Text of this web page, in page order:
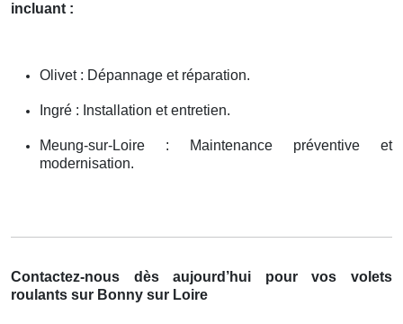
incluant :
Olivet : Dépannage et réparation.
Ingré : Installation et entretien.
Meung-sur-Loire : Maintenance préventive et
modernisation.
Contactez-nous dès aujourd’hui pour vos volets
roulants sur Bonny sur Loire